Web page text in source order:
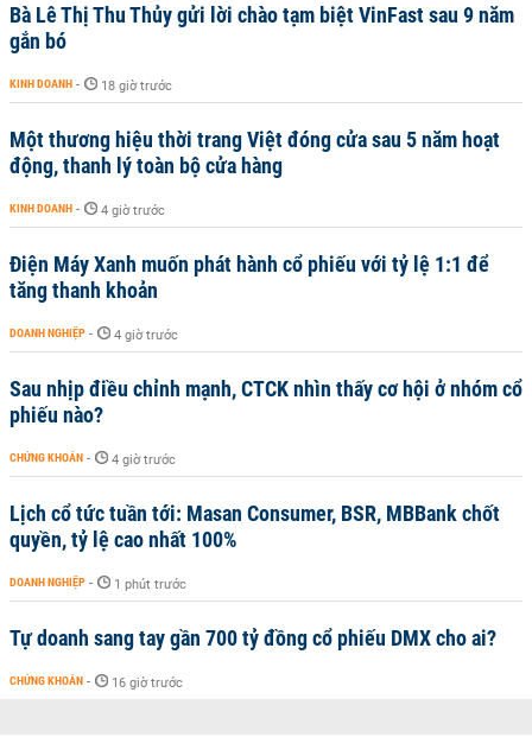
Bà Lê Thị Thu Thủy gửi lời chào tạm biệt VinFast sau 9 năm
gắn bó
KINH DOANH - 18 giờ trước
Một thương hiệu thời trang Việt đóng cửa sau 5 năm hoạt
động, thanh lý toàn bộ cửa hàng
KINH DOANH - 4 giờ trước
Điện Máy Xanh muốn phát hành cổ phiếu với tỷ lệ 1:1 để
tăng thanh khoản
DOANH NGHIỆP - 4 giờ trước
Sau nhịp điều chỉnh mạnh, CTCK nhìn thấy cơ hội ở nhóm cổ
phiếu nào?
CHỨNG KHOÁN - 4 giờ trước
Lịch cổ tức tuần tới: Masan Consumer, BSR, MBBank chốt
quyền, tỷ lệ cao nhất 100%
DOANH NGHIỆP - 1 phút trước
Tự doanh sang tay gần 700 tỷ đồng cổ phiếu DMX cho ai?
CHỨNG KHOÁN - 16 giờ trước